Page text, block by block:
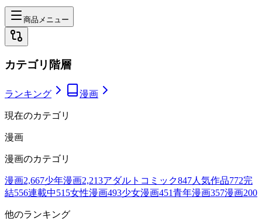
商品メニュー
カテゴリ階層
ランキング 漫画
現在のカテゴリ
漫画
漫画のカテゴリ
漫画2,667少年漫画2,213アダルトコミック847人気作品772完
結556連載中515女性漫画493少女漫画451青年漫画357漫画200
他のランキング